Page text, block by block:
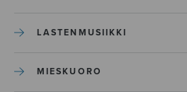
LASTENMUSIIKKI
MIESKUORO